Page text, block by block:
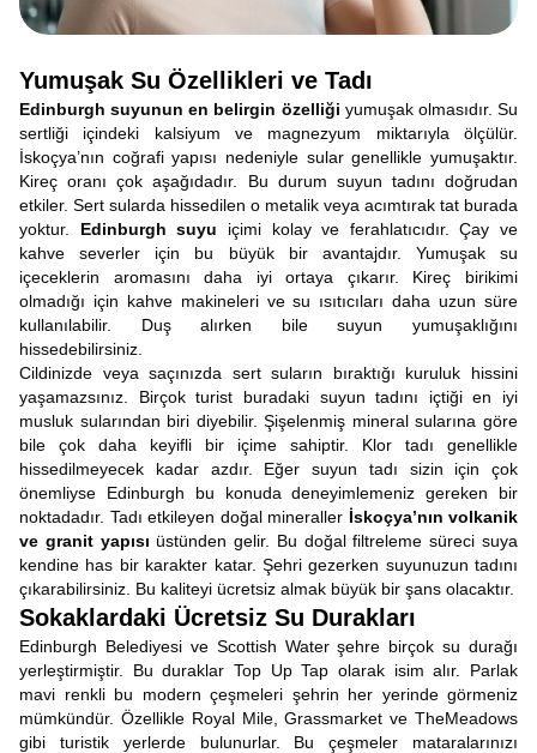
Yumuşak Su Özellikleri ve Tadı
Edinburgh suyunun en belirgin özelliği yumuşak olmasıdır. Su
sertliği içindeki kalsiyum ve magnezyum miktarıyla ölçülür.
İskoçya’nın coğrafi yapısı nedeniyle sular genellikle yumuşaktır.
Kireç oranı çok aşağıdadır. Bu durum suyun tadını doğrudan
etkiler. Sert sularda hissedilen o metalik veya acımtırak tat burada
yoktur. Edinburgh suyu içimi kolay ve ferahlatıcıdır. Çay ve
kahve severler için bu büyük bir avantajdır. Yumuşak su
içeceklerin aromasını daha iyi ortaya çıkarır. Kireç birikimi
olmadığı için kahve makineleri ve su ısıtıcıları daha uzun süre
kullanılabilir. Duş alırken bile suyun yumuşaklığını
hissedebilirsiniz.
Cildinizde veya saçınızda sert suların bıraktığı kuruluk hissini
yaşamazsınız. Birçok turist buradaki suyun tadını içtiği en iyi
musluk sularından biri diyebilir. Şişelenmiş mineral sularına göre
bile çok daha keyifli bir içime sahiptir. Klor tadı genellikle
hissedilmeyecek kadar azdır. Eğer suyun tadı sizin için çok
önemliyse Edinburgh bu konuda deneyimlemeniz gereken bir
noktadadır. Tadı etkileyen doğal mineraller İskoçya’nın volkanik
ve granit yapısı üstünden gelir. Bu doğal filtreleme süreci suya
kendine has bir karakter katar. Şehri gezerken suyunuzun tadını
çıkarabilirsiniz. Bu kaliteyi ücretsiz almak büyük bir şans olacaktır.
Sokaklardaki Ücretsiz Su Durakları
Edinburgh Belediyesi ve Scottish Water şehre birçok su durağı
yerleştirmiştir. Bu duraklar Top Up Tap olarak isim alır. Parlak
mavi renkli bu modern çeşmeleri şehrin her yerinde görmeniz
mümkündür. Özellikle Royal Mile, Grassmarket ve TheMeadows
gibi turistik yerlerde bulunurlar. Bu çeşmeler mataralarınızı